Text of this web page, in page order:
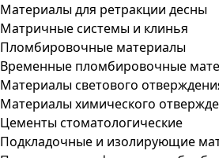
Материалы для ретракции десны
Матричные системы и клинья
Пломбировочные материалы
Временные пломбировочные
Материалы светового
Материалы химического
Цементы стоматологические
Подкладочные и изолирующие